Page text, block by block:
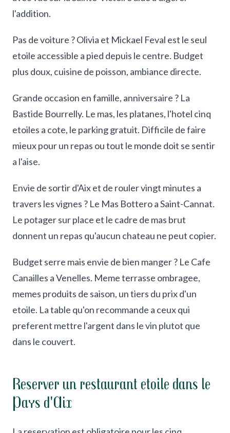
l'addition.
Pas de voiture ? Olivia et Mickael Feval est le seul
etoile accessible a pied depuis le centre. Budget
plus doux, cuisine de poisson, ambiance directe.
Grande occasion en famille, anniversaire ? La
Bastide Bourrelly. Le mas, les platanes, l'hotel cinq
etoiles a cote, le parking gratuit. Difficile de faire
mieux pour un repas ou tout le monde doit se sentir
a l'aise.
Envie de sortir d'Aix et de rouler vingt minutes a
travers les vignes ? Le Mas Bottero a Saint-Cannat.
Le potager sur place et le cadre de mas brut
donnent un repas qu'aucun chateau ne peut copier.
Budget serre mais envie de bien manger ? Le Cafe
Canailles a Venelles. Meme terrasse ombragee,
memes produits de saison, un tiers du prix d'un
etoile. La table qu'on recommande a ceux qui
preferent mettre l'argent dans le vin plutot que
dans le couvert.
Reserver un restaurant etoile dans le
Pays d'Aix